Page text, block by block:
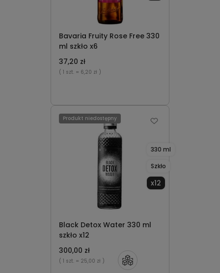
Bavaria Fruity Rose Free 330
ml szkło x6
37,20 zł
( 1 szt. = 6,20 zł )
Black Detox Water 330 ml
szkło x12
330 ml
Szkło
x12
300,00 zł
( 1 szt. = 25,00 zł )
Produkt niedostępny